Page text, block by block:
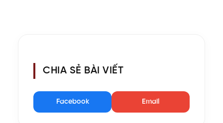
CHIA SẺ BÀI VIẾT
Facebook Email